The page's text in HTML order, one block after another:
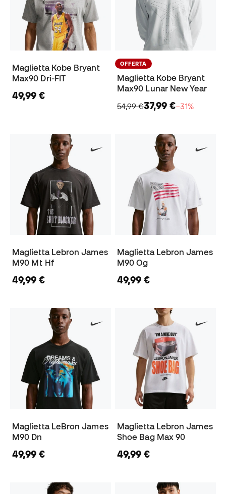
Maglietta Kobe Bryant
Max90 Dri-FIT
49,99 €
OFFERTA
Maglietta Kobe Bryant
Max90 Lunar New Year
54,99 €37,99 €−31%
Maglietta Lebron James
M90 Mt Hf
49,99 €
Maglietta Lebron James
M90 Og
49,99 €
Maglietta LeBron James
M90 Dn
49,99 €
Maglietta Lebron James
Shoe Bag Max 90
49,99 €